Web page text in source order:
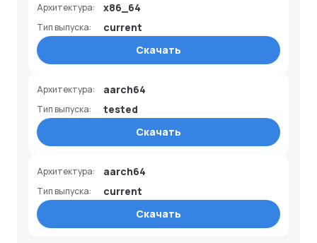
Архитектура: x86_64
Тип выпуска:
current
Скачать
Архитектура: aarch64
Тип выпуска:
tested
Скачать
Архитектура: aarch64
Тип выпуска:
current
Скачать